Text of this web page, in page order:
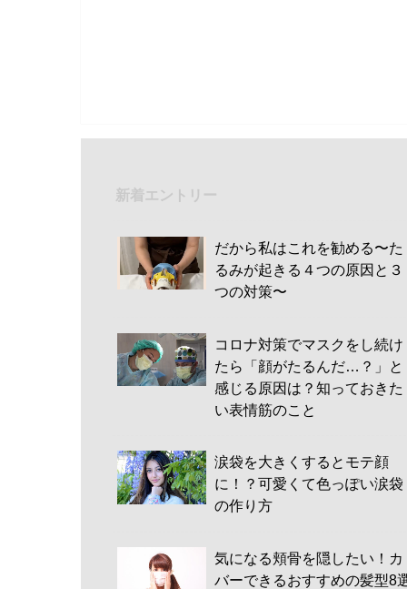
新着エントリー
だから私はこれを勧める〜た
るみが起きる４つの原因と３
つの対策〜
コロナ対策でマスクをし続け
たら「顔がたるんだ…？」と
感じる原因は？知っておきた
い表情筋のこと
涙袋を大きくするとモテ顔
に！？可愛くて色っぽい涙袋
の作り方
気になる頬骨を隠したい！カ
バーできるおすすめの髪型8